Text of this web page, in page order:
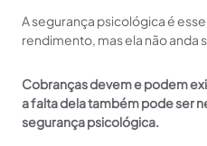
A segurança psicológica é
rendimento, mas ela não anda
Cobranças devem e podem
a falta dela também pode ser
segurança psicológica.